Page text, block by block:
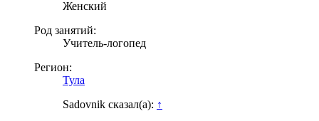
Женский
Род занятий:
Учитель-логопед
Регион:
Тула
Sadovnik сказал(а): ↑